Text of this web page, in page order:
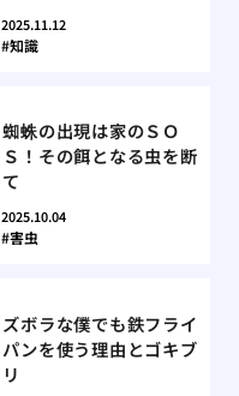
2025.11.12
知識
蜘蛛の出現は家のＳＯ
Ｓ！その餌となる虫を断
て
2025.10.04
害虫
ズボラな僕でも鉄フライ
パンを使う理由とゴキブ
リ